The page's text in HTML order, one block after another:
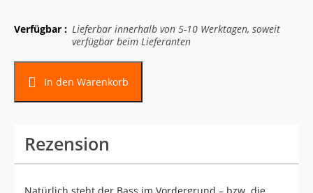
Verfügbar : Lieferbar innerhalb von 5-10 Werktagen, soweit
verfügbar beim Lieferanten
In den Warenkorb
Rezension